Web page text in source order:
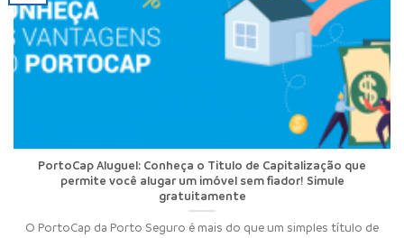
PortoCap Aluguel: Conheça o Titulo de Capitalização que
permite você alugar um imóvel sem fiador! Simule
gratuitamente
O PortoCap da Porto Seguro é mais do que um simples título de